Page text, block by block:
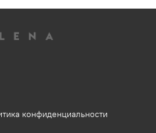
конфиденциальности